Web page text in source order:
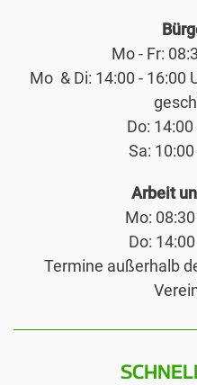
Mo - Fr:
Mo & Di: 14:00 -
Do:
Sa:
Arbeit
Mo:
Do:
Termine außerhalb